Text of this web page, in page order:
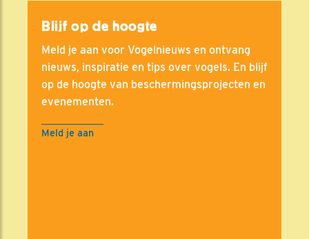
Blijf op de hoogte
Meld je aan voor Vogelnieuws en ontvang
nieuws, inspiratie en tips over vogels. En blijf
op de hoogte van beschermingsprojecten en
evenementen.
Meld je aan